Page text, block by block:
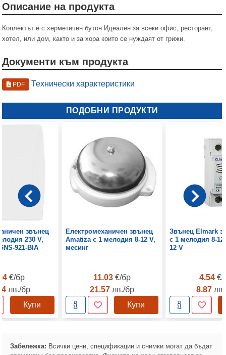
Описание на продукта
Коплектът е с херметичен бутон Идеален за всеки офис, ресторант,
хотел, или дом, както и за хора които се нуждаят от грижи.
Документи към продукта
PDF Технически характеристики
ПОДОБНИ ПРОДУКТИ
звънец
230 V,
921-BIA
€/бр
лв./бр
Купи
Електромеханичен звънец
Amatiza с 1 мелодия 8-12 V,
месинг
11.03 €/бр
21.57 лв./бр
Купи
Звънец Elmark
с 1 мелодия 8-12
12 V
4.54€/
8.87
Забележка: Всички цени, спецификации и снимки могат да бъдат